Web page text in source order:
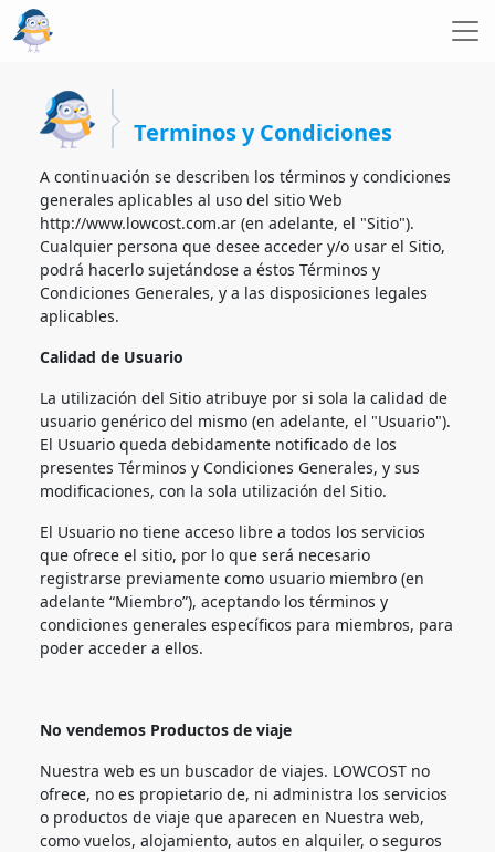
Terminos y Condiciones
A continuación se describen los términos y condiciones
generales aplicables al uso del sitio Web
http://www.lowcost.com.ar (en adelante, el "Sitio").
Cualquier persona que desee acceder y/o usar el Sitio,
podrá hacerlo sujetándose a éstos Términos y
Condiciones Generales, y a las disposiciones legales
aplicables.
Calidad de Usuario
La utilización del Sitio atribuye por si sola la calidad de
usuario genérico del mismo (en adelante, el "Usuario").
El Usuario queda debidamente notificado de los
presentes Términos y Condiciones Generales, y sus
modificaciones, con la sola utilización del Sitio.
El Usuario no tiene acceso libre a todos los servicios
que ofrece el sitio, por lo que será necesario
registrarse previamente como usuario miembro (en
adelante “Miembro”), aceptando los términos y
condiciones generales específicos para miembros, para
poder acceder a ellos.
No vendemos Productos de viaje
Nuestra web es un buscador de viajes. LOWCOST no
ofrece, no es propietario de, ni administra los servicios
o productos de viaje que aparecen en Nuestra web,
como vuelos, alojamiento, autos en alquiler, o seguros